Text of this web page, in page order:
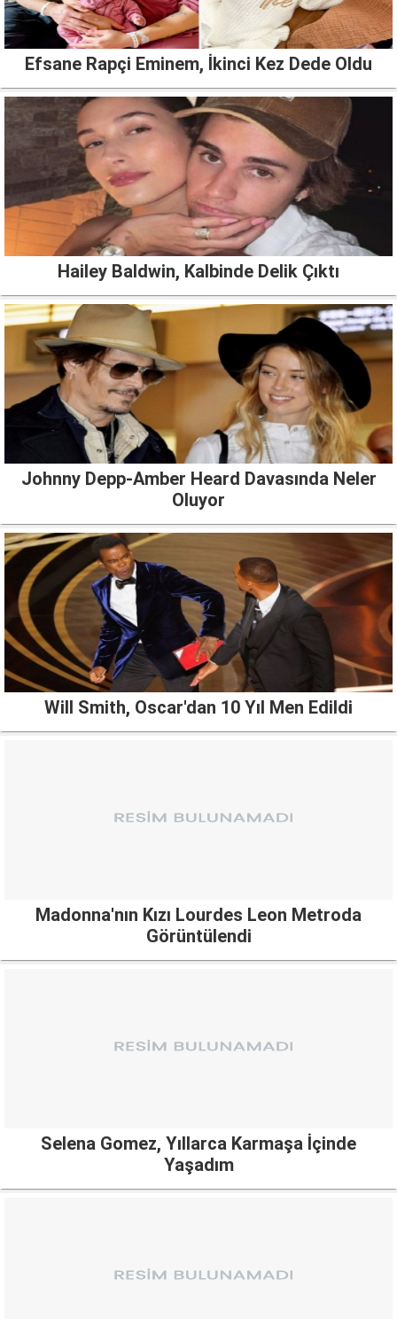
Efsane Rapçi Eminem, İkinci Kez Dede Oldu
Hailey Baldwin, Kalbinde Delik Çıktı
Johnny Depp-Amber Heard Davasında Neler
Oluyor
Will Smith, Oscar'dan 10 Yıl Men Edildi
Madonna'nın Kızı Lourdes Leon Metroda
Görüntülendi
Selena Gomez, Yıllarca Karmaşa İçinde
Yaşadım